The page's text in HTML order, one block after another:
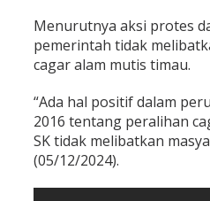
Menurutnya aksi protes
pemerintah tidak
cagar alam mutis timau.
“Ada hal positif dalam
2016 tentang peralihan
SK tidak melibatkan
(05/12/2024).